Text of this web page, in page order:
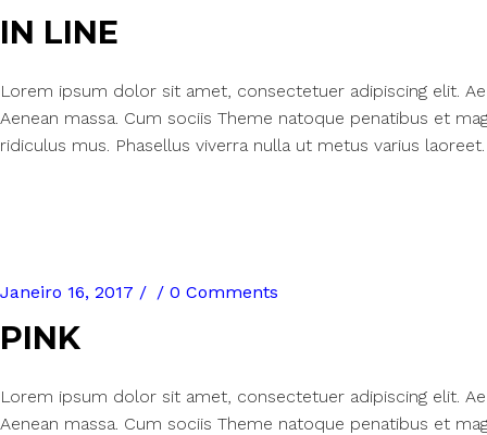
IN LINE
Lorem ipsum dolor sit amet, consectetuer adipiscing elit.
Aenean massa. Cum sociis Theme natoque penatibus et
ridiculus mus. Phasellus viverra nulla ut metus varius
Janeiro 16, 2017 0 Comments
PINK
Lorem ipsum dolor sit amet, consectetuer adipiscing elit.
Aenean massa. Cum sociis Theme natoque penatibus et